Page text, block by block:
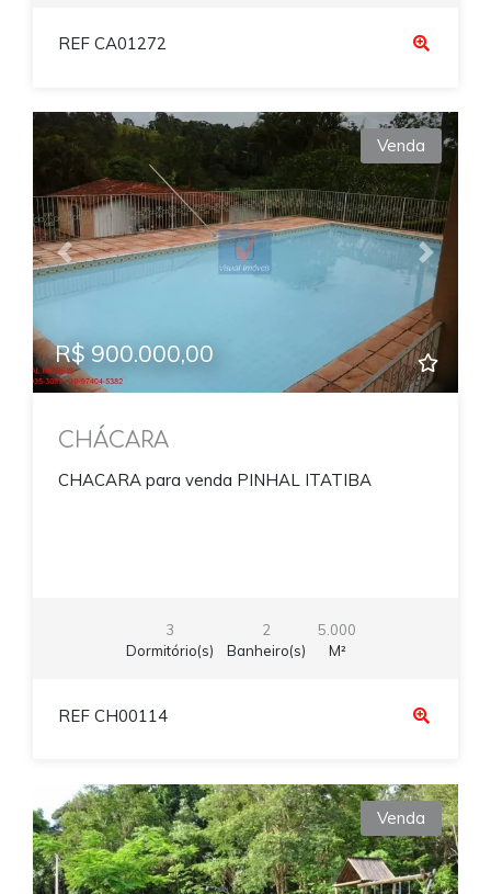
REF CA01272
Previous Next
Venda
R$ 900.000,00
CHÁCARA
CHACARA para venda PINHAL ITATIBA
3
Dormitório(s)
2
Banheiro(s)
5.000
M²
REF CH00114
Venda